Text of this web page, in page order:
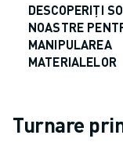
DESCOPERIȚI
NOASTRE
MANIPULAREA
MATERIALELOR
Turnare